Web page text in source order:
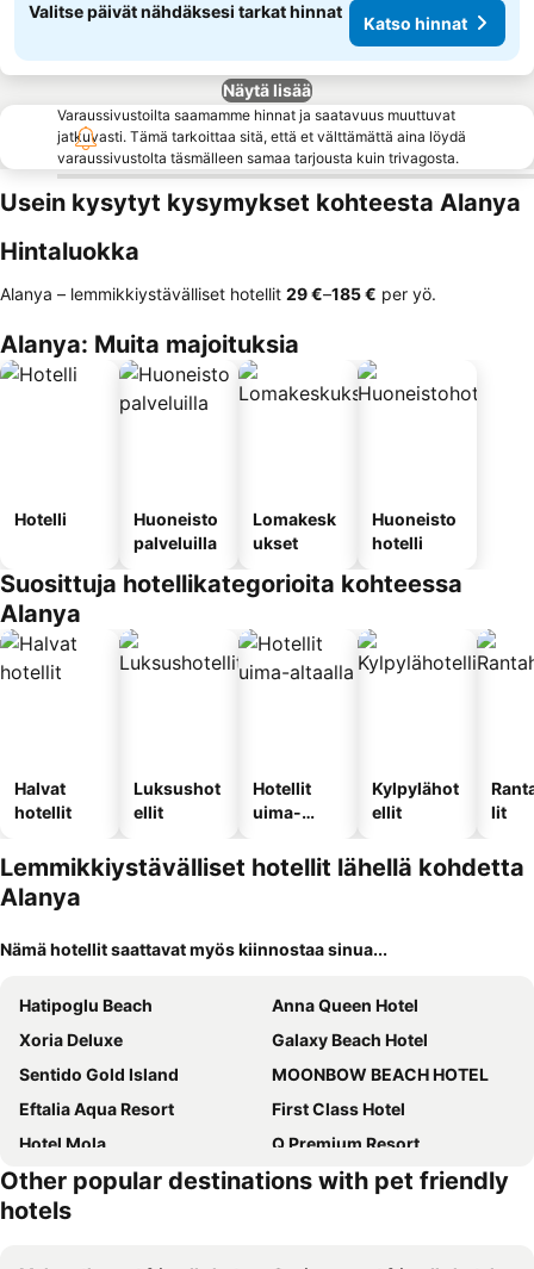
Valitse päivät nähdäksesi tarkat hinnat
Katso hinnat
Näytä lisää
Varaussivustoilta saamamme hinnat ja saatavuus muuttuvat
jatkuvasti. Tämä tarkoittaa sitä, että et välttämättä aina löydä
varaussivustolta täsmälleen samaa tarjousta kuin trivagosta.
Usein kysytyt kysymykset kohteesta Alanya
Hintaluokka
Alanya – lemmikkiystävälliset hotellit ‎29 €–‎185 € per yö.
Alanya: Muita majoituksia
Hotelli
Huoneisto
palveluilla
Lomakesk
ukset
Huoneisto
hotelli
Suosittuja hotellikategorioita kohteessa
Alanya
Halvat
hotellit
Luksushot
ellit
Hotellit
uima-
Kylpylähot
ellit
lit
Lemmikkiystävälliset hotellit lähellä kohdetta
Alanya
Nämä hotellit saattavat myös kiinnostaa sinua...
Hatipoglu Beach
Anna Queen Hotel
Xoria Deluxe
Galaxy Beach Hotel
Sentido Gold Island
MOONBOW BEACH HOTEL
Eftalia Aqua Resort
First Class Hotel
Hotel Mola
Q Premium Resort
Hotel Antik
M.C.A Marquis Hotel
Mysea Hotels Incekum
Other popular destinations with pet friendly
hotels